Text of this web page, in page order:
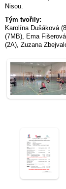
Nisou.
Tým tvořily:
Karolína Dušáková
(7MB), Ema
(2A), Zuzana